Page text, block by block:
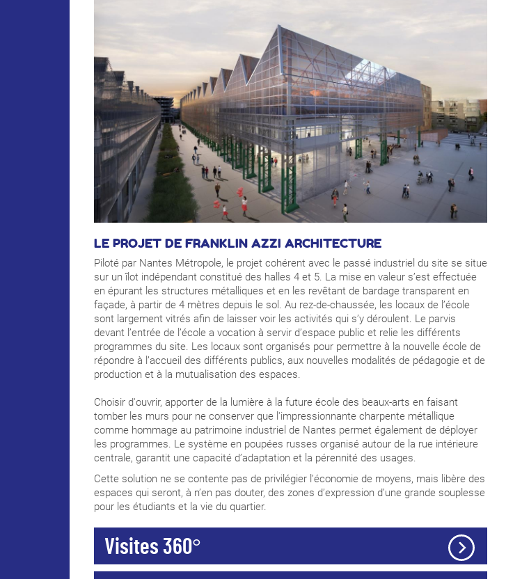
LE PROJET DE FRANKLIN AZZI ARCHITECTURE
Piloté par Nantes Métropole, le projet cohérent avec le passé industriel du site se situe
sur un îlot indépendant constitué des halles 4 et 5. La mise en valeur s’est effectuée
en épurant les structures métalliques et en les revêtant de bardage transparent en
façade, à partir de 4 mètres depuis le sol. Au rez-de-chaussée, les locaux de l’école
sont largement vitrés afin de laisser voir les activités qui s’y déroulent. Le parvis
devant l’entrée de l’école a vocation à servir d’espace public et relie les différents
programmes du site. Les locaux sont organisés pour permettre à la nouvelle école de
répondre à l’accueil des différents publics, aux nouvelles modalités de pédagogie et de
production et à la mutualisation des espaces.
Choisir d'ouvrir, apporter de la lumière à la future école des beaux-arts en faisant
tomber les murs pour ne conserver que l'impressionnante charpente métallique
comme hommage au patrimoine industriel de Nantes permet également de déployer
les programmes. Le système en poupées russes organisé autour de la rue intérieure
centrale, garantit une capacité d’adaptation et la pérennité des usages.
Cette solution ne se contente pas de privilégier l’économie de moyens, mais libère des
espaces qui seront, à n’en pas douter, des zones d’expression d’une grande souplesse
pour les étudiants et la vie du quartier.
Visites 360°